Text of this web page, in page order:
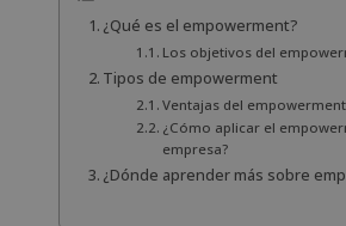
¿Qué es el empowerment?
Los objetivos del
Tipos de empowerment
Ventajas del empowerment
¿Cómo aplicar el
empresa?
¿Dónde aprender más sobre